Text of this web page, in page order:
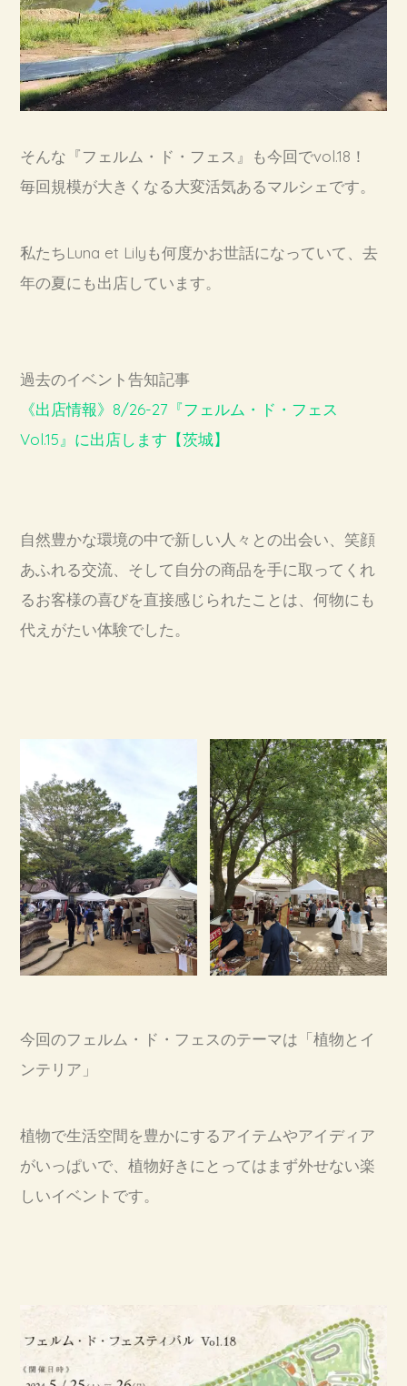
そんな『フェルム・ド・フェス』も今回でvol.18！
毎回規模が大きくなる大変活気あるマルシェです。
私たちLuna et Lilyも何度かお世話になっていて、去
年の夏にも出店しています。
過去のイベント告知記事
《出店情報》8/26-27『フェルム・ド・フェス
Vol.15』に出店します【茨城】
自然豊かな環境の中で新しい人々との出会い、笑顔
あふれる交流、そして自分の商品を手に取ってくれ
るお客様の喜びを直接感じられたことは、何物にも
代えがたい体験でした。
今回のフェルム・ド・フェスのテーマは「植物とイ
ンテリア」
植物で生活空間を豊かにするアイテムやアイディア
がいっぱいで、植物好きにとってはまず外せない楽
しいイベントです。